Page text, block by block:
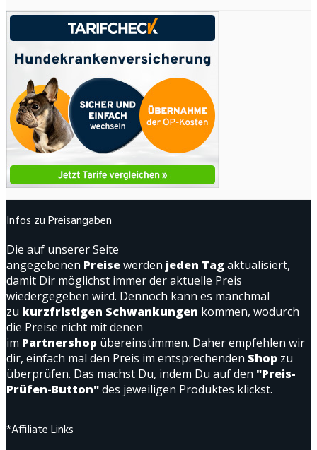
Infos zu Preisangaben
Die auf unserer Seite
angegebenen Preisewerden jeden Tagaktualisiert,
damit Dir möglichst immer der aktuelle Preis
wiedergegeben wird. Dennoch kann es manchmal
zu kurzfristigen Schwankungen kommen, wodurch
die Preise nicht mit denen
im Partnershop übereinstimmen. Daher empfehlen wir
dir, einfach mal den Preis im entsprechenden Shop zu
überprüfen. Das machst Du, indem Du auf den "Preis-
Prüfen-Button"des jeweiligen Produktes klickst.
*Affiliate Links